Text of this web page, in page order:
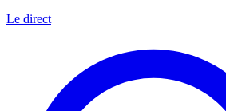
Le direct